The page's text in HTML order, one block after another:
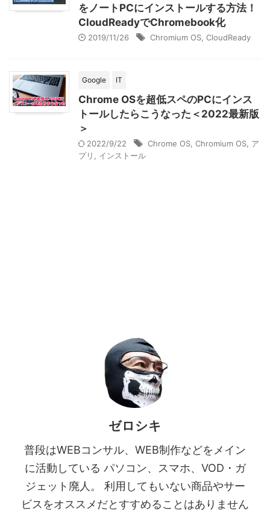
をノートPCにインストールする方法！
CloudReadyでChromebook化
2019/11/26 Chromium OS CloudReady
Google IT
Chrome OSを超低スペのPCにインス
トールしたらこうなった＜2022最新版
＞
2022/9/22 Chrome OS Chromium OS ア
プリ
インストール
ゼロシキ
普段はWEBコンサル、WEB制作などをメイン
に活動している パソコン、スマホ、VOD・ガ
ジェット廃人。 利用してもいない商品やサー
ビスをオススメだとすすめることはありません